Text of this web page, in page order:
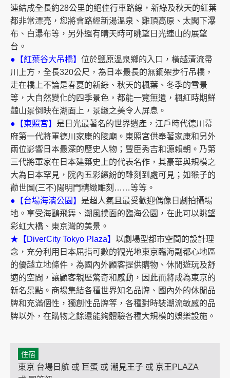
連結成全長約28公里的絕佳行車路線，新綠及秋天的紅葉
都非常漂亮，您將會路經新湯溫泉、雞頂高原、太閣下瀑
布、白瀑布等，另外還有晴天時可眺望日光連山的展望
台。
●【紅葉谷大吊橋】 位於鹽原溫泉鄉的入口，橫越清流帚
川上方，全長320公尺，為日本最長的無鋼架步行吊橋，
走在橋上不論是春夏的新綠、秋天的楓葉、冬季的雪景
等，大自然變化的四季景色，都能一覽無遺，楓紅時期鮮
豔山景倒映在湖面上，景緻之美令人屏息。
●【東照宮】 是日光最著名的世界遺產，江戶時代德川幕
府第一代將軍德川家康的陵廟。東照宮供奉著家康和另外
兩位影響日本最深的歷史人物；豐臣秀吉和源賴朝。乃第
三代將軍家在日本建築史上的代表名作，其豪華與規模之
大為日本罕見，院內五彩繽紛的雕刻到處可見；如猴子的
勸世圖(三不)陽明門精緻雕刻……等等。
●【台場海濱公園】 是超人氣且最受歡迎偶像日劇拍攝場
地。享受海鷗飛舞、潮風撲面的臨海公園，在此可以眺望
彩虹大橋、東京灣的美景。
★【DiverCity Tokyo Plaza】 以劇場型都市空間的設計理
念，充分利用日本屈指可數的觀光地東京臨海副都心地區
的優越立地條件，為國內外顧客提供購物、休閒遊玩及舒
適的空間，讓顧客親歷驚奇和感動，因此而將成為東京的
新名景點。商場集結各種世界知名品牌、國內外的休閒品
牌和充滿個性，獨創性品牌等，各種對時裝潮流敏感的品
牌以外，在購物之餘還能夠體驗各種大規模的娛樂設施。
住宿
東京 台場日航 或 巨蛋 或 潮見王子 或 京王PLAZA